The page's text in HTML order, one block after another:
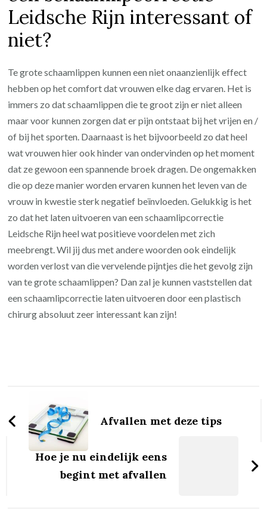
Leidsche Rijn interessant of
niet?
Te grote schaamlippen kunnen een niet onaanzienlijk effect
hebben op het comfort dat vrouwen elke dag ervaren. Het is
immers zo dat schaamlippen die te groot zijn er niet alleen
maar voor kunnen zorgen dat er pijn ontstaat bij het vrijen en /
of bij het sporten. Daarnaast is het bijvoorbeeld zo dat heel
wat vrouwen hier ook hinder van ondervinden op het moment
dat ze gewoon een spannende broek dragen. De ongemakken
die op deze manier worden ervaren kunnen het leven van de
vrouw in kwestie sterk negatief beïnvloeden. Gelukkig is het
zo dat het laten uitvoeren van een schaamlipcorrectie
Leidsche Rijn heel wat positieve voordelen met zich
meebrengt. Wil jij dus met andere woorden ook eindelijk
worden verlost van die vervelende pijntjes die het gevolg zijn
van te grote schaamlippen? Dan zal je kunnen vaststellen dat
een schaamlipcorrectie laten uitvoeren door een plastisch
chirurg absoluut zeer interessant kan zijn!
NavigationAfvallen met deze tips
Hoe je nu eindelijk eens
begint met afvallen